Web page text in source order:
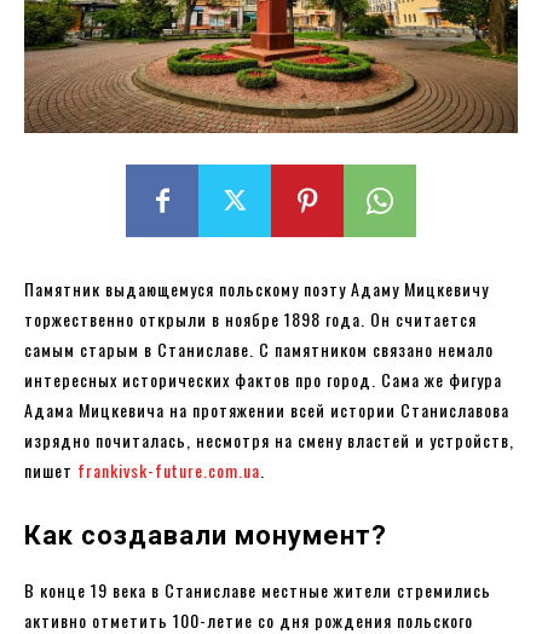
Памятник выдающемуся польскому поэту Адаму Мицкевичу
торжественно открыли в ноябре 1898 года. Он считается
самым старым в Станиславе. С памятником связано немало
интересных исторических фактов про город. Сама же фигура
Адама Мицкевича на протяжении всей истории Станиславова
изрядно почиталась, несмотря на смену властей и устройств,
пишет frankivsk-future.com.ua
Как создавали монумент?
В конце 19 века в Станиславе местные жители стремились
активно отметить 100-летие со дня рождения польского